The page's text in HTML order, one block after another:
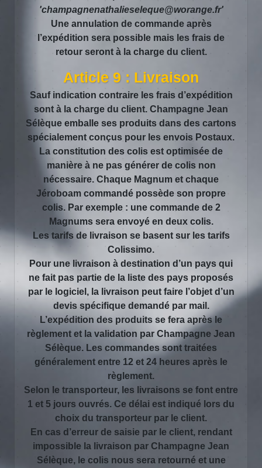
'champagnenathalieseleque@worange.fr'
Une annulation de commande après
l’expédition sera possible mais les frais de
retour seront à la charge du client.
Article 9 : Livraison
Sauf indication contraire les frais d’expédition
sont à la charge du client. Champagne Jean
Sélèque emballe ses produits dans des cartons
spécialement conçus pour les envois Postaux.
La constitution des colis est optimisée de
manière à ne pas générer de colis non
nécessaire. Chaque Magnum et chaque
Jéroboam commandé possède son propre
colis. Par exemple : une commande de 2
Magnums sera envoyé en deux colis.
Les tarifs de livraison se basent sur les tarifs
Colissimo.
Pour une livraison à destination d’un pays qui
ne fait pas partie de la liste des pays proposés
par le logiciel, la livraison peut faire l’objet d’un
devis spécifique demandé par mail.
L’expédition des produits se fera après le
règlement et la validation par Champagne Jean
Sélèque. Les commandes sont traitées
généralement entre 12 et 24 heures après le
règlement.
Selon le transporteur, les livraisons se font entre
1 et 5 jours ouvrés. Ce délai est indiqué lors du
choix du transporteur par le client.
En cas d’erreur de saisie par le client, rendant
impossible la livraison par Champagne Jean
Sélèque, le colis nous sera retourné et une